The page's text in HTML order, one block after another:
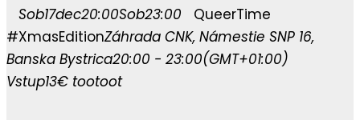
Sob17dec20:00Sob23:00
QueerTime
#XmasEditionZáhrada CNK, Námestie SNP 16,
Banska Bystrica20:00 - 23:00(GMT+01:00)
Vstup13€ tootoot